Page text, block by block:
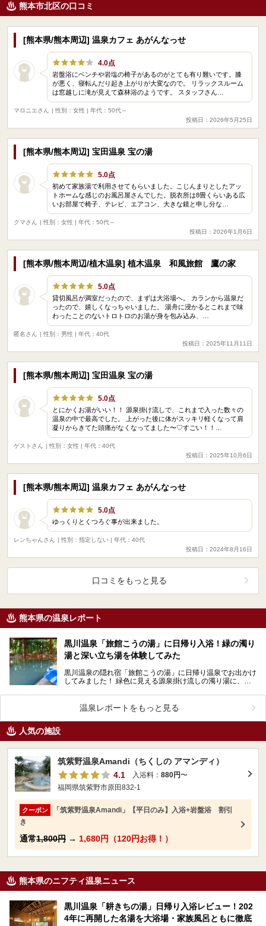
熊本市北区の口コミ
[熊本県/熊本周辺] 温泉カフェ あがんなっせ
4.0点
岩盤浴にベンチや岩塩の椅子があるのがとても有り難いです。膝
が悪く、寝転んだり起き上がりが大変なので。 リラックスルーム
は窓越しに滝が見えて森林浴のようです。 スタッフさん…
マロニエさん
| 性別：女性 | 年代：50代～
投稿日：2026年5月25日
[熊本県/熊本周辺] 宝田温泉 宝の湯
5.0点
初めて家族湯で利用させてもらいました。こじんまりとしたアッ
トホームな感じのお風呂屋さんでした。脱衣所は8畳くらいある広
いお部屋で椅子、テレビ、エアコン、大きな鏡と申し分な…
クマさん
| 性別：女性 | 年代：50代～
投稿日：2026年1月6日
[熊本県/熊本周辺/植木温泉] 植木温泉 和風旅館 鷹の家
5.0点
貸切風呂が満室だったので、まずは大浴場へ。 カランから温泉だ
ったので、嬉しくなっちゃいました。 湯舟に浸かるとこれまで味
わったことのないトロトロのお湯が身を包み込み、…
匿名さん
| 性別：男性 | 年代：40代
投稿日：2025年11月11日
[熊本県/熊本周辺] 宝田温泉 宝の湯
5.0点
とにかくお湯がいい！！ 源泉掛け流しで、これまで入った数々の
温泉の中で最高でした。 上がった後に体がスッキリ軽くなって肩
凝りからきてた頭痛がなくなってました〜♡すごい！！…
ゲストさん
| 性別：女性 | 年代：40代
投稿日：2025年10月6日
[熊本県/熊本周辺] 温泉カフェ あがんなっせ
5.0点
ゆっくりとくつろぐ事が出来ました。
レンちゃんさん
| 性別：指定しない | 年代：40代
投稿日：2024年8月16日
口コミをもっと見る
熊本県の温泉レポート
黒川温泉「旅館こうの湯」に日帰り入浴！緑の濁り
湯と深い立ち湯を体験してみた
黒川温泉の隠れ宿「旅館こうの湯」に日帰り温泉でお出かけ
してみました！ 緑色に見える源泉掛け流しの濁り湯に、日
温泉レポートをもっと見る
人気の施設
筑紫野温泉Amandi（ちくしの アマンディ）
4.1
入浴料： 880円〜
福岡県筑紫野市原田832-1
クーポン
「筑紫野温泉Amandi」【平日のみ】入浴+岩盤浴 割引
き
通常1,800円 → 1,680円（120円お得！）
熊本県のニフティ温泉ニュース
黒川温泉「耕きちの湯」日帰り入浴レビュー！202
4年に再開した名湯を大浴場・家族風呂ともに徹底